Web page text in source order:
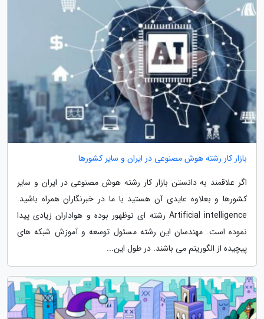
بازار کار رشته هوش مصنوعی در ایران و سایر کشورها
اگر علاقمند به دانستن بازار کار رشته هوش مصنوعی در ایران و سایر
کشورها و بعلاوه عایدی آن هستید با ما در خبرنگاران همراه باشید.
Artificial intelligence رشته ای نوظهور بوده و هواداران زیادی پیدا
نموده است. مهندسان این رشته مسئول توسعه و آموزش شبکه های
پیچیده از الگوریتم می باشند. در طول این...